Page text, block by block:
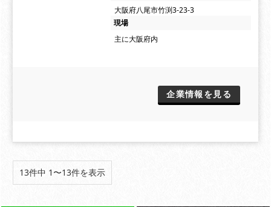
大阪府八尾市竹渕3-23-3
現場
主に大阪府内
企業情報を見る
13件中 1〜13件を表示